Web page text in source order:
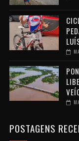
POSTAGENS